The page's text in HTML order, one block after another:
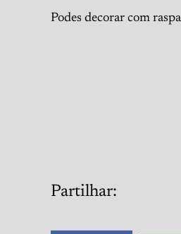
Podes decorar com
Partilhar: